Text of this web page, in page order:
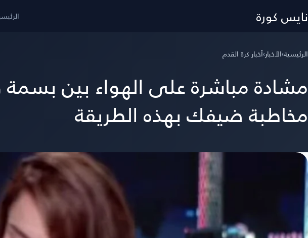
نايس كورة
الرئيسية›الأخبار›أخبار كرة القدم
مشادة مباشرة على الهواء بين
مخاطبة ضيفك بهذه الطريقة